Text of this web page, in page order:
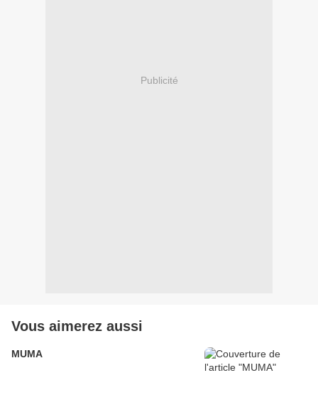
Publicité
Vous aimerez aussi
MUMA